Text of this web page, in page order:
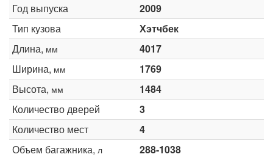
Год выпуска
2009
Тип кузова
Хэтчбек
Длина, мм
4017
Ширина, мм
1769
Высота, мм
1484
Количество дверей
3
Количество мест
4
Объем багажника, л
288-1038